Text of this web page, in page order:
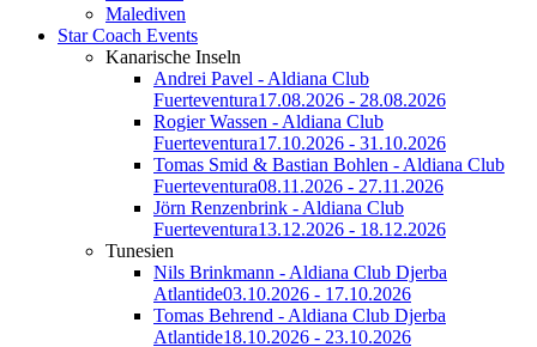
Malediven
Star Coach Events
Kanarische Inseln
Andrei Pavel - Aldiana Club
Fuerteventura17.08.2026 - 28.08.2026
Rogier Wassen - Aldiana Club
Fuerteventura17.10.2026 - 31.10.2026
Tomas Smid & Bastian Bohlen - Aldiana Club
Fuerteventura08.11.2026 - 27.11.2026
Jörn Renzenbrink - Aldiana Club
Fuerteventura13.12.2026 - 18.12.2026
Tunesien
Nils Brinkmann - Aldiana Club Djerba
Atlantide03.10.2026 - 17.10.2026
Tomas Behrend - Aldiana Club Djerba
Atlantide18.10.2026 - 23.10.2026